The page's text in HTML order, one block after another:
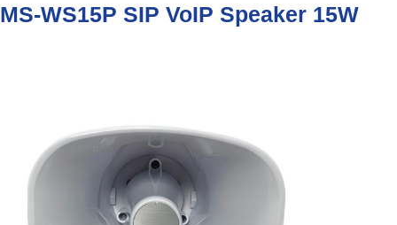
MS-WS15P SIP VoIP Speaker 15W